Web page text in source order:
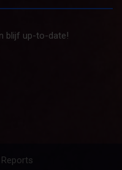
blijf up-to-date!